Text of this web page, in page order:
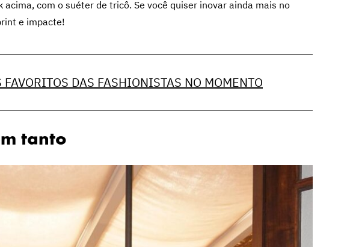
acima, com o suéter de tricô. Se você quiser inovar ainda mais no
e impacte!
DAS FASHIONISTAS NO MOMENTO
tanto